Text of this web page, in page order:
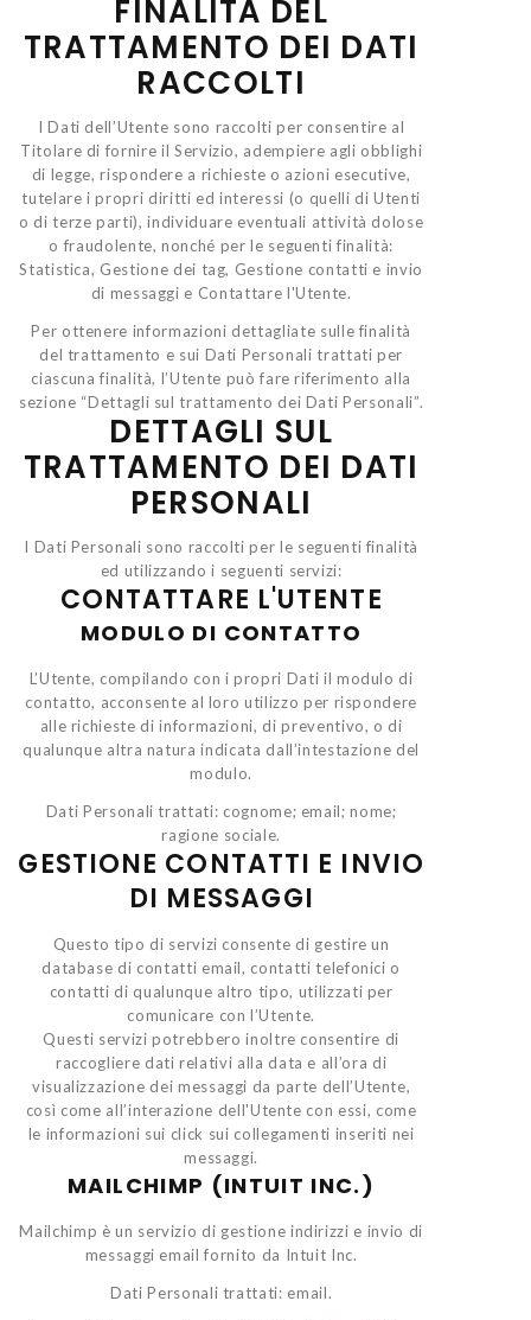
FINALITÀ DEL
TRATTAMENTO DEI DATI
RACCOLTI
I Dati dell’Utente sono raccolti per consentire al
Titolare di fornire il Servizio, adempiere agli obblighi
di legge, rispondere a richieste o azioni esecutive,
tutelare i propri diritti ed interessi (o quelli di Utenti
o di terze parti), individuare eventuali attività dolose
o fraudolente, nonché per le seguenti finalità:
Statistica, Gestione dei tag, Gestione contatti e invio
di messaggi e Contattare l'Utente.
Per ottenere informazioni dettagliate sulle finalità
del trattamento e sui Dati Personali trattati per
ciascuna finalità, l’Utente può fare riferimento alla
sezione “Dettagli sul trattamento dei Dati Personali”.
DETTAGLI SUL
TRATTAMENTO DEI DATI
PERSONALI
I Dati Personali sono raccolti per le seguenti finalità
ed utilizzando i seguenti servizi:
CONTATTARE L'UTENTE
MODULO DI CONTATTO
L’Utente, compilando con i propri Dati il modulo di
contatto, acconsente al loro utilizzo per rispondere
alle richieste di informazioni, di preventivo, o di
qualunque altra natura indicata dall’intestazione del
modulo.
Dati Personali trattati: cognome; email; nome;
ragione sociale.
GESTIONE CONTATTI E INVIO
DI MESSAGGI
Questo tipo di servizi consente di gestire un
database di contatti email, contatti telefonici o
contatti di qualunque altro tipo, utilizzati per
comunicare con l’Utente.
Questi servizi potrebbero inoltre consentire di
raccogliere dati relativi alla data e all’ora di
visualizzazione dei messaggi da parte dell’Utente,
così come all’interazione dell'Utente con essi, come
le informazioni sui click sui collegamenti inseriti nei
messaggi.
MAILCHIMP (INTUIT INC.)
Mailchimp è un servizio di gestione indirizzi e invio di
messaggi email fornito da Intuit Inc.
Dati Personali trattati: email.